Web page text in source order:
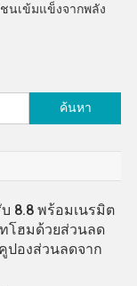
นเข้มแข็งจากพลัง
สำหรับ:
8.8 พร้อมเนรมิต
โฮมด้วยส่วนลด
ปองส่วนลดจาก